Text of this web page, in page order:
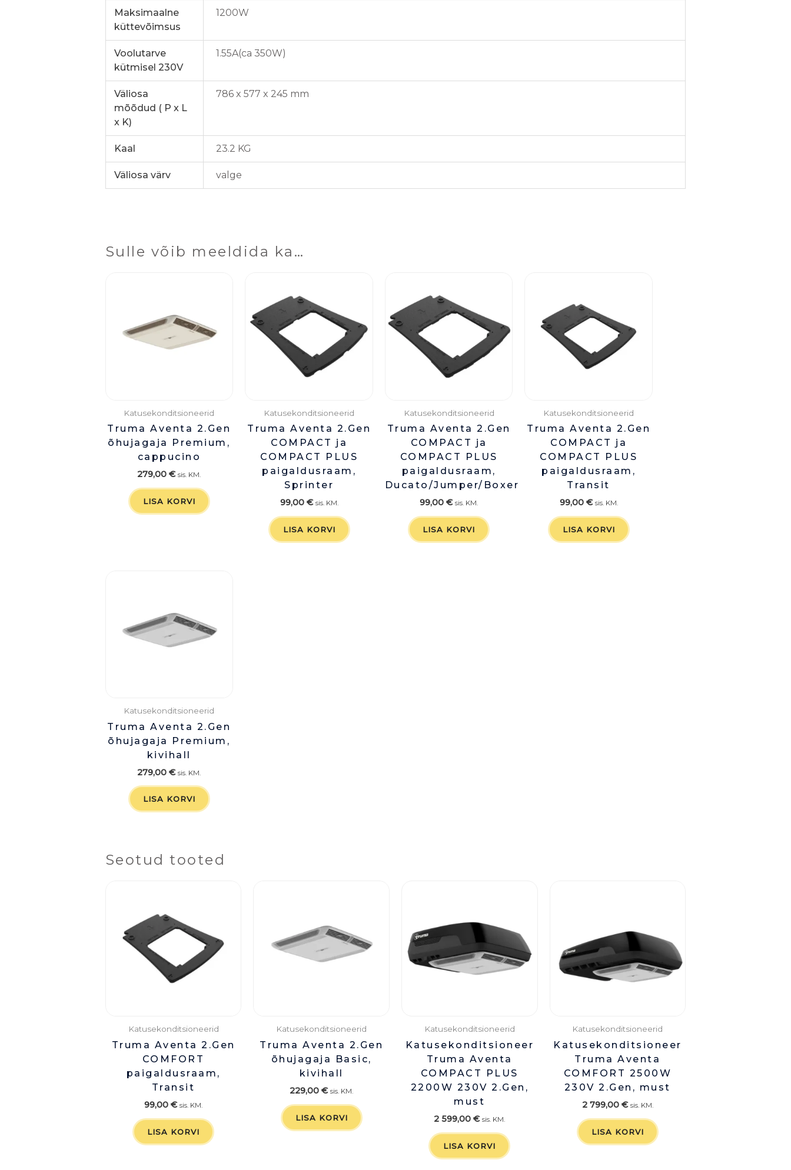
Maksimaalne
küttevõimsus
1200W
Voolutarve
kütmisel 230V
1.55A(ca 350W)
Väliosa
mõõdud ( P x L
x K)
786 x 577 x 245 mm
Kaal 23.2 KG
Väliosa värv valge
Sulle võib meeldida ka…
Katusekonditsioneerid
Truma Aventa 2.Gen
õhujagaja Premium,
cappucino
279,00€ sis. KM.
LISA KORVI
Katusekonditsioneerid
Truma Aventa 2.Gen
COMPACT ja
COMPACT PLUS
paigaldusraam,
Sprinter
99,00 € sis. KM.
LISA KORVI
Katusekonditsioneerid
Truma Aventa 2.Gen
COMPACT ja
COMPACT PLUS
paigaldusraam,
Ducato/Jumper/Boxer
99,00€ sis. KM.
LISA KORVI
Katusekonditsioneerid
Truma Aventa 2.Gen
COMPACT ja
COMPACT PLUS
paigaldusraam,
Transit
99,00 € sis. KM.
LISA KORVI
Katusekonditsioneerid
Truma Aventa 2.Gen
õhujagaja Premium,
kivihall
279,00€ sis. KM.
LISA KORVI
Seotud tooted
Katusekonditsioneerid
Truma Aventa 2.Gen
COMFORT
paigaldusraam,
Transit
99,00€ sis. KM.
LISA KORVI
Katusekonditsioneerid
Truma Aventa 2.Gen
õhujagaja Basic,
kivihall
229,00€ sis. KM.
LISA KORVI
Katusekonditsioneerid
Katusekonditsioneer
Truma Aventa
COMPACT PLUS
2200W 230V 2.Gen,
must
2 599,00€ sis. KM.
LISA KORVI
Katusekonditsioneerid
Katusekonditsioneer
Truma Aventa
COMFORT 2500W
230V 2.Gen, must
2 799,00 € sis. KM.
LISA KORVI